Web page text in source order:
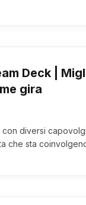
Deck |
gira
diversi
che sta